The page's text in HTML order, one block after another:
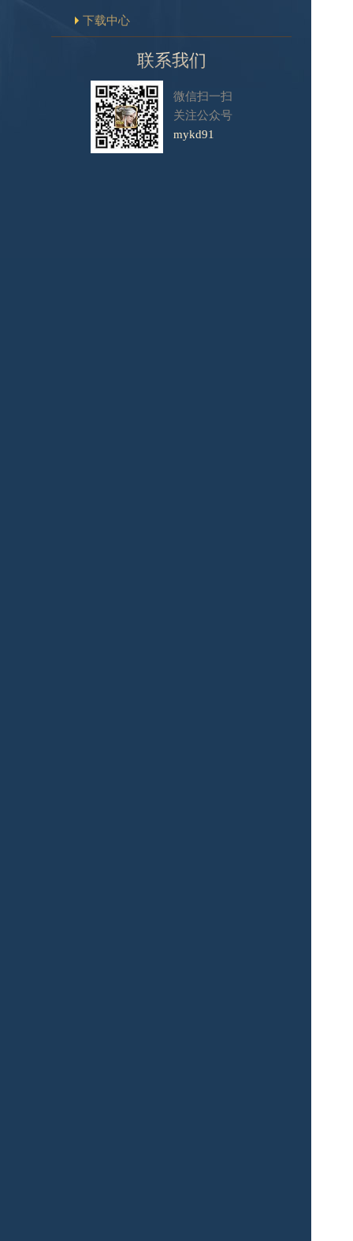
下载中心
联系我们
微信扫一扫
关注公众号
mykd91